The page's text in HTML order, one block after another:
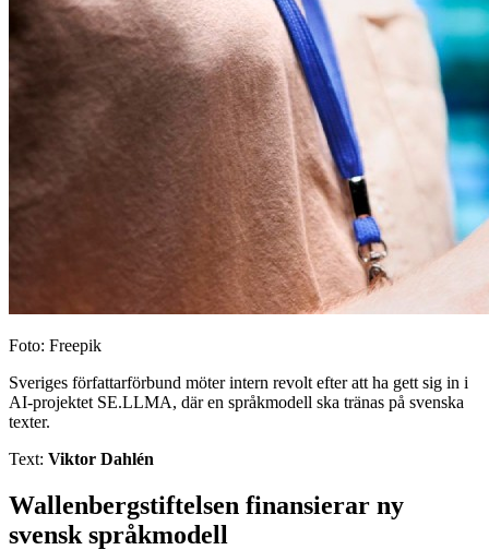
Foto: Freepik
Sveriges författarförbund möter intern revolt efter att ha gett sig in i
AI-projektet SE.LLMA, där en språkmodell ska tränas på svenska
texter.
Text: Viktor Dahlén
Wallenbergstiftelsen finansierar ny
svensk språkmodell